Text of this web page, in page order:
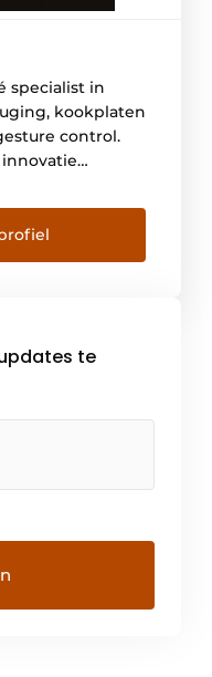
specialist in
kookplaten
control.
productie
zo’n
bedrijf
in
te